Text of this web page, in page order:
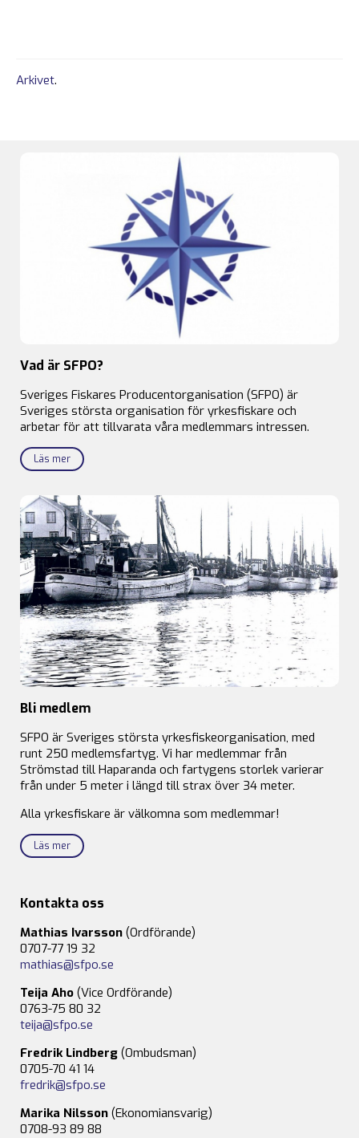
Arkivet.
Vad är SFPO?
Sveriges Fiskares Producentorganisation (SFPO) är
Sveriges största organisation för yrkesfiskare och
arbetar för att tillvarata våra medlemmars intressen.
Läs mer
Bli medlem
SFPO är Sveriges största yrkesfiskeorganisation, med
runt 250 medlemsfartyg. Vi har medlemmar från
Strömstad till Haparanda och fartygens storlek varierar
från under 5 meter i längd till strax över 34 meter.
Alla yrkesfiskare är välkomna som medlemmar!
Läs mer
Kontakta oss
Mathias Ivarsson (Ordförande)
0707-77 19 32
mathias@sfpo.se
Teija Aho (Vice Ordförande)
0763-75 80 32
teija@sfpo.se
Fredrik Lindberg (Ombudsman)
0705-70 41 14
fredrik@sfpo.se
Marika Nilsson (Ekonomiansvarig)
0708-93 89 88